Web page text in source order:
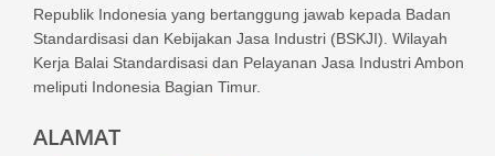
Republik Indonesia yang bertanggung jawab kepada Badan
Standardisasi dan Kebijakan Jasa Industri (BSKJI). Wilayah
Kerja Balai Standardisasi dan Pelayanan Jasa Industri Ambon
meliputi Indonesia Bagian Timur.
ALAMAT